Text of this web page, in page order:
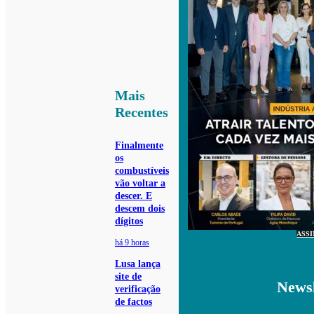
Mais
Recentes
Finalmente
os
combustíveis
vão voltar a
descer. E
descem dois
dígitos
há 9 horas
Lusa lança
site de
verificação
de factos